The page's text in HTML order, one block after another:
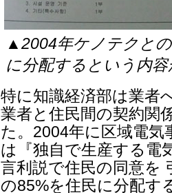
▲2004年ケノテクと
に分配するという内
特に知識経済部は業者
業者と住民間の契約関
た。2004年に区域電気
は『独自で生産する電
言利説で住民の同意を
の85%を住民に分配す